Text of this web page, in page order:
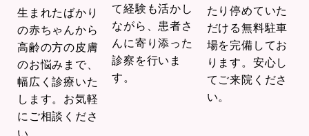
生まれたばかり
の赤ちゃんから
高齢の方の皮膚
のお悩みまで、
幅広く診療いた
します。お気軽
にご相談くださ
い。
て経験も活かし
ながら、患者さ
んに寄り添った
診察を行いま
す。
たり停めていた
だける無料駐車
場を完備してお
ります。安心し
てご来院くださ
い。